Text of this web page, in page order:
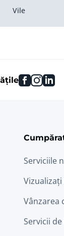
Vile
facebook
Serviciile
Vânzarea
Servicii